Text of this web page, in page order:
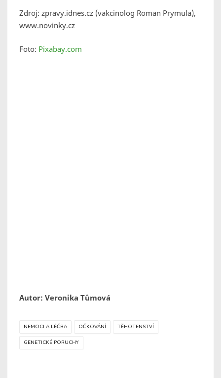
Zdroj: zpravy.idnes.cz (vakcinolog Roman Prymula),
www.novinky.cz
Foto: Pixabay.com
Autor: Veronika Tůmová
NEMOCI A LÉČBA OČKOVÁNÍ TĚHOTENSTVÍ
GENETICKÉ PORUCHY